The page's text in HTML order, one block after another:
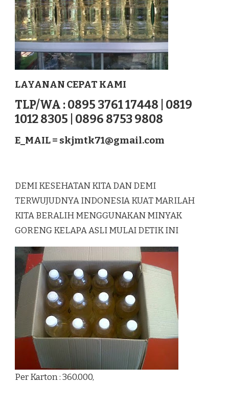
LAYANAN CEPAT KAMI
TLP/WA : 0895 3761 17448 | 0819
1012 8305 | 0896 8753 9808
E_MAIL = skjmtk71@gmail.com
DEMI KESEHATAN KITA DAN DEMI
TERWUJUDNYA INDONESIA KUAT MARILAH
KITA BERALIH MENGGUNAKAN MINYAK
GORENG KELAPA ASLI MULAI DETIK INI
Per Karton : 360.000,